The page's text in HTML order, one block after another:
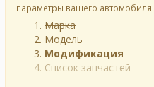
параметры вашего автомобиля.
Марка
Модель
Модификация
Список запчастей